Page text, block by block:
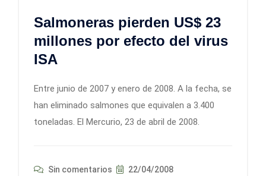
Salmoneras pierden US$ 23
millones por efecto del virus
ISA
Entre junio de 2007 y enero de 2008. A la fecha, se
han eliminado salmones que equivalen a 3.400
toneladas. El Mercurio, 23 de abril de 2008.
Sin comentarios 22/04/2008